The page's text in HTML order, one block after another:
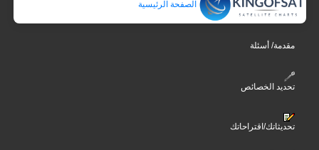
الصفحة الرئيسية
مقدمة/ أسئلة
تحديد الخصائص
تحديثاتك/اقتراحاتك